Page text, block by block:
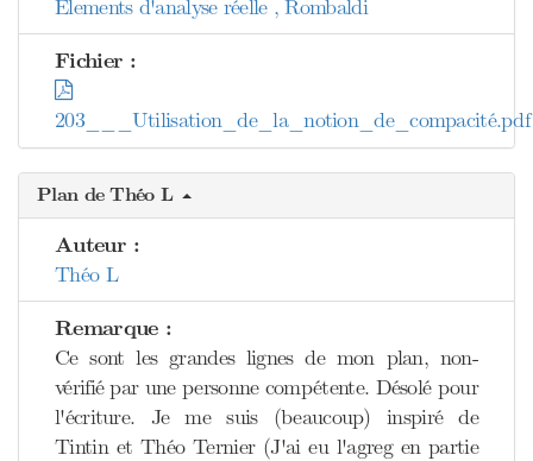
Elements d'analyse réelle , Rombaldi
Fichier :
203___Utilisation_de_la_notion_de_compacité.pdf
Plan de Théo L
Auteur :
Théo L
Remarque :
Ce sont les grandes lignes de mon plan, non-
vérifié par une personne compétente. Désolé pour
l'écriture. Je me suis (beaucoup) inspiré de
Tintin et Théo Ternier (J'ai eu l'agreg en partie